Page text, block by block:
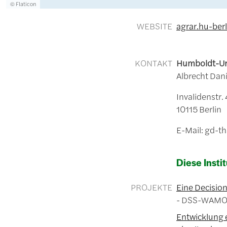
Lizenzinformationen einschließlich Urheberrecht
© Flaticon
WEBSITE agrar.hu-
KONTAKT Humboldt-
Albrecht
Invalidenstr.
10115 Berlin
E-Mail: gd-
Diese
PROJEKTE Eine
DSS-
Entwicklung